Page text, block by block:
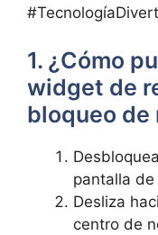
1. ¿Cómo
widget ⁣de
bloqueo de
pantalla de
Desliza
centro de⁢